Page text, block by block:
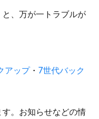
、万が一トラブルが
アップ ・ 7世代バック
。お知らせなどの情